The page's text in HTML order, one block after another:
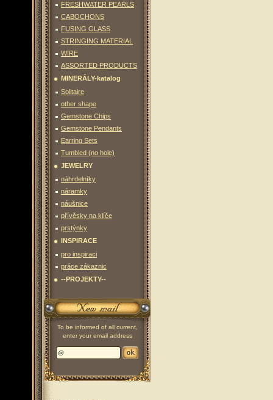
FRESHWATER PEARLS
CABOCHONS
FUSING GLASS
STRINGING MATERIAL
WIRE
ASSORTED PRODUCTS
MINERÁLY-katalog
Solitaire
other shape
Gemstone Chips
Gemstone Pendants
Earring Sets
Tumbled (no hole)
JEWELRY
náhrdelníky
náramky
náušnice
přívěsky na klíče
prstýnky
INSPIRACE
pro inspiraci
práce zákaznic
--PROJEKTY--
To be informed of all current,
enter your email address